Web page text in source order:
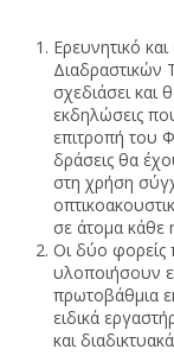
Ερευνητικό
Διαδραστικών
σχεδιάσει και
εκδηλώσεις
επιτροπή του
δράσεις θα
στη χρήση
σε άτομα κάθε
Οι δύο φορείς
υλοποιήσουν
πρωτοβάθμια
ειδικά
και